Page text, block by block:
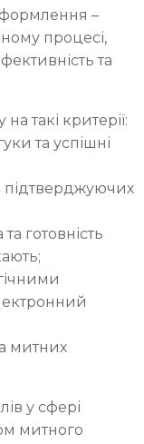
–
процесі,
та
такі критерії:
та успішні
підтверджуючих
готовність
митних
у сфері
митного